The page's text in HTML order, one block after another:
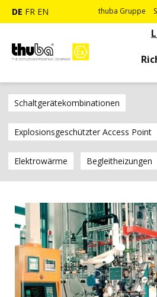
DE FR EN thuba Gruppe
Schaltgerätekombinationen
Explosionsgeschützter Access Point
Elektrowärme Begleitheizungen